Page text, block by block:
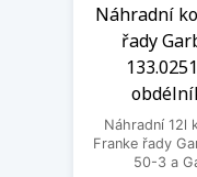
Náhradní
řady
Náhradní 12l
Franke řady
50-3 a